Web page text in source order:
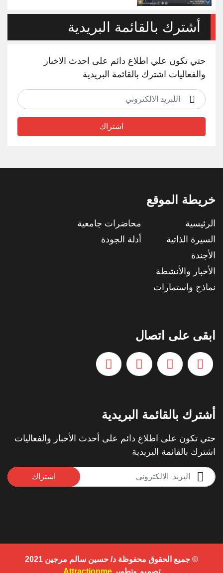
أشترك بالقائمة البريدية
حتي تكون علي اطلاع دائم على احدث الاخبار
والفعاليات اشترك بالقائمة البريدية
اشتراك
خريطة الموقع
الرئيسية
السيرة الذاتية
الأجندة
الأخبار والأنشطة
نماذج واستمارات
محاضرات جامعية
أدلة الجودة
ابقى على اتصال
أشترك بالقائمة البريدية
حتي تكون على اطلاع دائم على أحدث الأخبار والفعاليات
اشترك بالقائمة البريدية
اشتراك
© جميع الحقوق محفوظة د/ حسين سالم مرجين 2021
تصميم وتطويرAttractionme